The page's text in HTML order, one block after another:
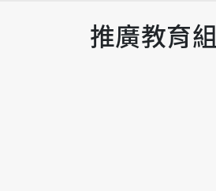
推廣教育組